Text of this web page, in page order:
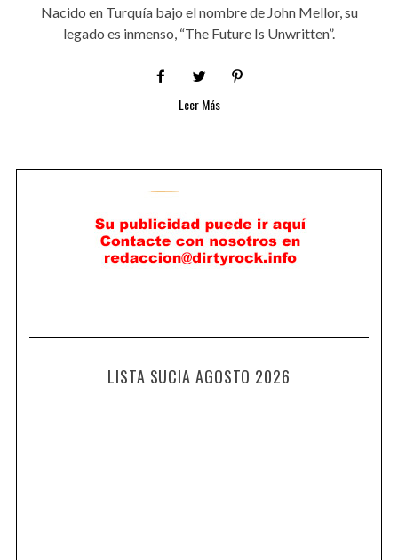
Nacido en Turquía bajo el nombre de John Mellor, su
legado es inmenso, “The Future Is Unwritten”.
Leer Más
LISTA SUCIA AGOSTO 2026